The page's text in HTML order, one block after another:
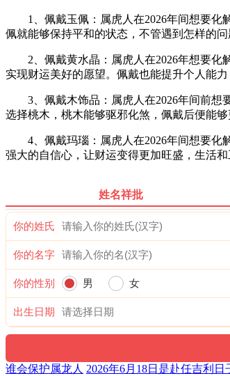
1、佩戴玉佩：属虎人在2026年间想要化解
佩就能够保持平和的状态，不管遇到怎样的
2、佩戴黄水晶：属虎人在2026年想要化解
实现财运美好的愿望。佩戴也能提升个人能
3、佩戴木饰品：属虎人在2026年间前想要
选择桃木，桃木能够驱邪化煞，佩戴后便能
4、佩戴玛瑙：属虎人在2026年间想要化
强大的自信心，让财运变得更加旺盛，生活和
姓名祥批
你的姓氏
你的名字
你的性别 男 女
出生日期
谁会保护属龙人 2026年6月18日是赴任吉利日